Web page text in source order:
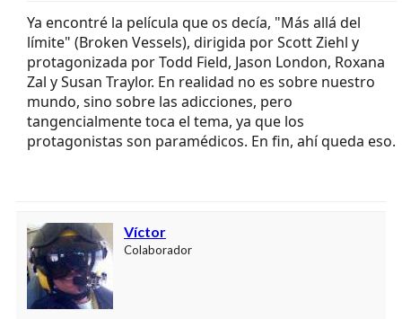
Ya encontré la película que os decía, "Más allá del
límite" (Broken Vessels), dirigida por Scott Ziehl y
protagonizada por Todd Field, Jason London, Roxana
Zal y Susan Traylor. En realidad no es sobre nuestro
mundo, sino sobre las adicciones, pero
tangencialmente toca el tema, ya que los
protagonistas son paramédicos. En fin, ahí queda eso.
Víctor
Colaborador